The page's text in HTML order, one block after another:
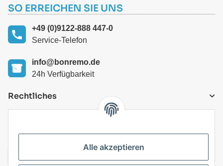
SO ERREICHEN SIE UNS
+49 (0)9122-888 447-0
Service-Telefon
info@bonremo.de
24h Verfügbarkeit
Rechtliches
Alle akzeptieren